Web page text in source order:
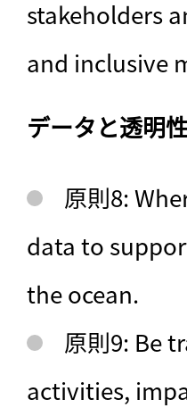
stakeholders
and inclusive
データと透明
原則8:
data to
the ocean.
原則9: Be
activities,